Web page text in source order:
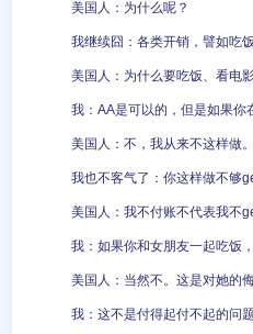
美国人：为什么呢？
我继续囧：各类开销，譬如
美国人：为什么要吃饭、看电
我：AA是可以的，但是如果你
美国人：不，我从来不这样做。
我也不客气了：你这样做不够
美国人：我不付账不代表我不
我：如果你和女朋友一起吃饭
美国人：当然不。这是对她的
我：这不是付得起付不起的问